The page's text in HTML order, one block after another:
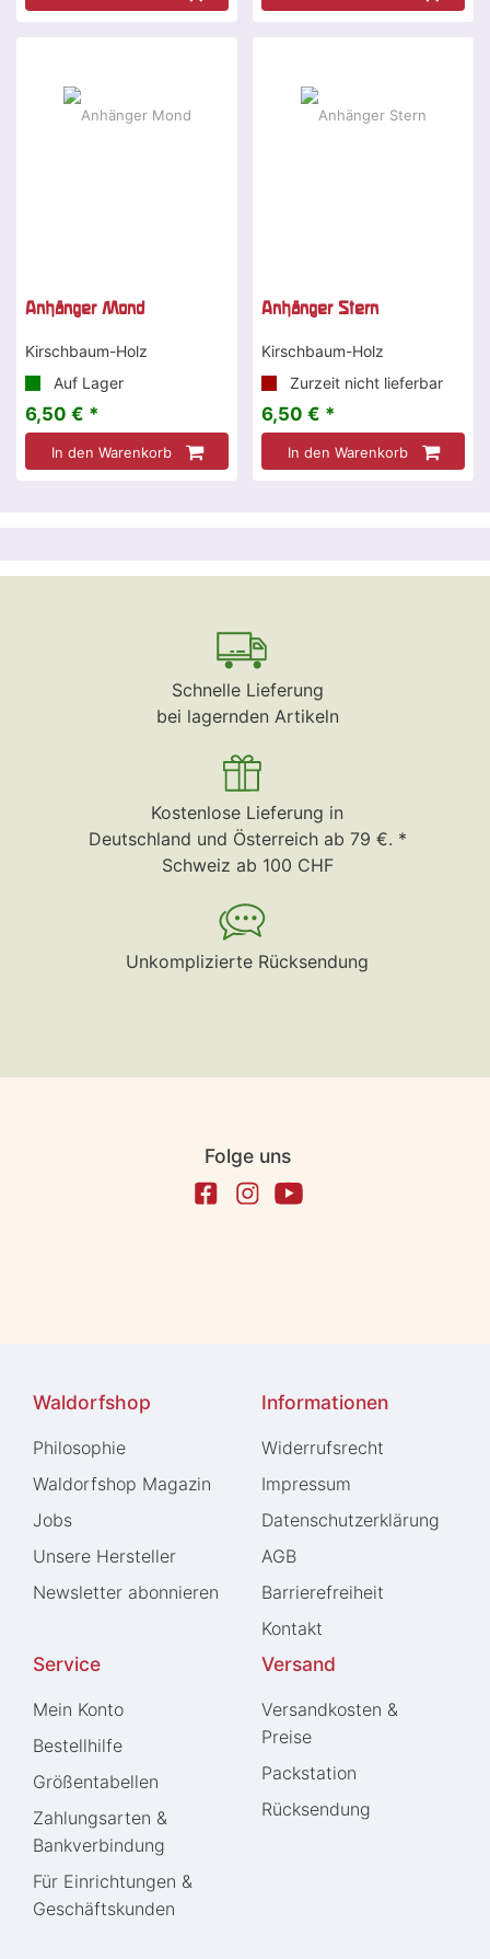
Anhänger Mond
Kirschbaum-Holz
Auf Lager
6,50 € *
In den Warenkorb
Anhänger Stern
Kirschbaum-Holz
Zurzeit nicht lieferbar
6,50 € *
In den Warenkorb
Schnelle Lieferung
bei lagernden Artikeln
Kostenlose Lieferung in
Deutschland und Österreich ab 79 €. *
Schweiz ab 100 CHF
Unkomplizierte Rücksendung
Folge uns
Waldorfshop
Philosophie
Waldorfshop Magazin
Jobs
Unsere Hersteller
Newsletter abonnieren
Informationen
Widerrufs­recht
Impressum
Daten­schutz­erklärung
AGB
Barrierefreiheit
Kontakt
Service
Mein Konto
Bestellhilfe
Größentabellen
Zahlungsarten &
Bankverbindung
Für Einrichtungen &
Geschäftskunden
Versand
Versandkosten &
Preise
Packstation
Rücksendung